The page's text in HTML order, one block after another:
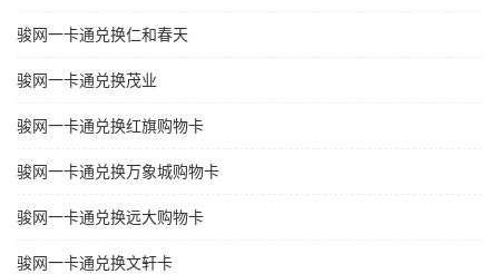
骏网一卡通兑换仁和春天
骏网一卡通兑换茂业
骏网一卡通兑换红旗购物卡
骏网一卡通兑换万象城购物卡
骏网一卡通兑换远大购物卡
骏网一卡通兑换文轩卡